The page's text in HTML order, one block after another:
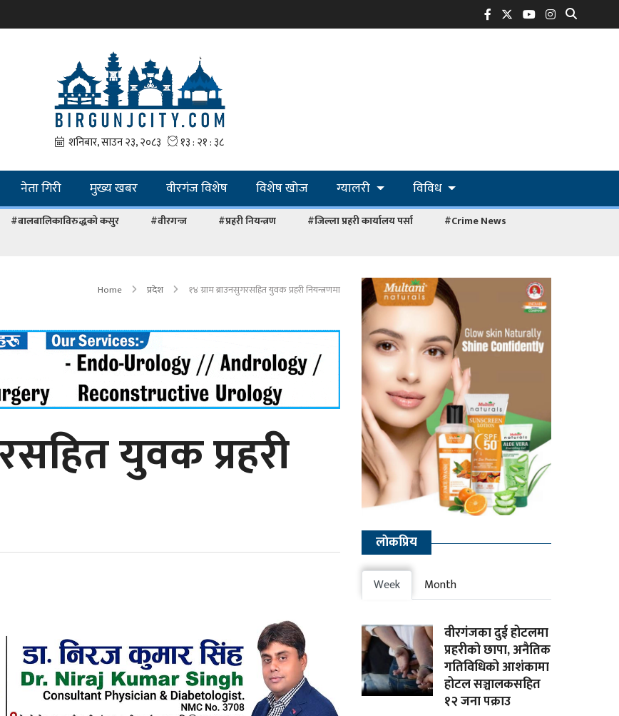
नेता गिरी मुख्य खबर वीरगंज विशेष विशेष खोज ग्यालरी विविध
#बालबालिकाविरुद्धको कसुर #वीरगन्ज #प्रहरी नियन्त्रण #जिल्ला प्रहरी कार्यालय पर्सा
#Crime News
Home प्रदेश १४ ग्राम ब्राउनसुगरसहित युवक प्रहरी नियन्त्रणमा
युवक प्रहरी
लाेकप्रिय
Week Month
वीरगंजका दुई होटलमा
प्रहरीको छापा, अनैतिक
गतिविधिको आशंकामा
होटल सञ्चालकसहित
१२ जना पक्राउ